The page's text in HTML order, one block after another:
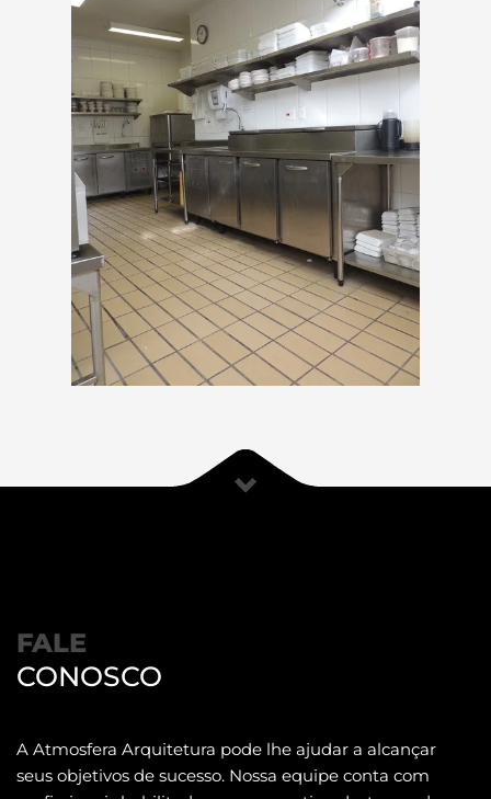
FALE
CONOSCO
A Atmosfera Arquitetura pode lhe ajudar a alcançar
seus objetivos de sucesso. Nossa equipe conta com